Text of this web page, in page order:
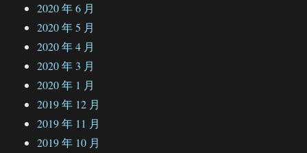
2020 年 6 月
2020 年 5 月
2020 年 4 月
2020 年 3 月
2020 年 1 月
2019 年 12 月
2019 年 11 月
2019 年 10 月